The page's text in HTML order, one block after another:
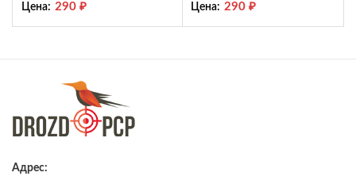
Цена: 290 ₽ Цена: 290 ₽
Адрес: